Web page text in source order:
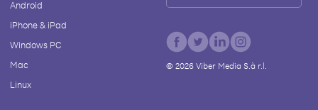
Android
iPhone & iPad
Windows PC
Mac
Linux
© 2026Viber Media S.à r.l.